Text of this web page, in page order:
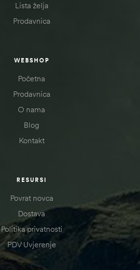
Lista želja
Prodavnica
WEBSHOP
Početna
Prodavnica
O nama
Blog
Kontakt
RESURSI
Povrat novca
Dostava
Politika privatnosti
PDV Uvjerenje